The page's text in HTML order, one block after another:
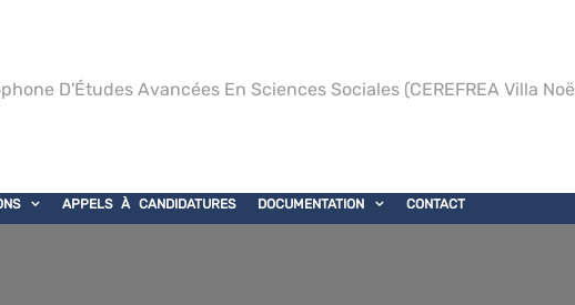
D'Études Avancées En Sciences Sociales (CEREFREA Villa
APPELS À CANDIDATURES DOCUMENTATION CONTACT